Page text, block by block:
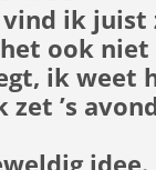
ik juist
ook niet
ik weet
’s